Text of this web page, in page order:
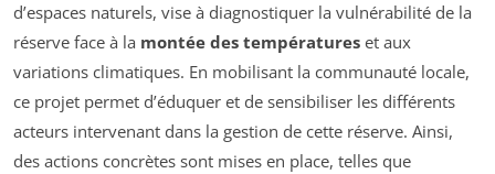
d’espaces naturels, vise à diagnostiquer la vulnérabilité de la
réserve face à la montée des températures et aux
variations climatiques. En mobilisant la communauté locale,
ce projet permet d’éduquer et de sensibiliser les différents
acteurs intervenant dans la gestion de cette réserve. Ainsi,
des actions concrètes sont mises en place, telles que